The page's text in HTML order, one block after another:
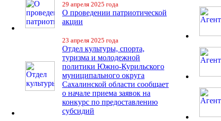
29 апреля 2025 года
О проведении патриотической
акции
23 апреля 2025 года
Отдел культуры, спорта,
туризма и молодежной
политики Южно-Курильского
муниципального округа
Сахалинской области сообщает
о начале приема заявок на
конкурс по предоставлению
субсидий